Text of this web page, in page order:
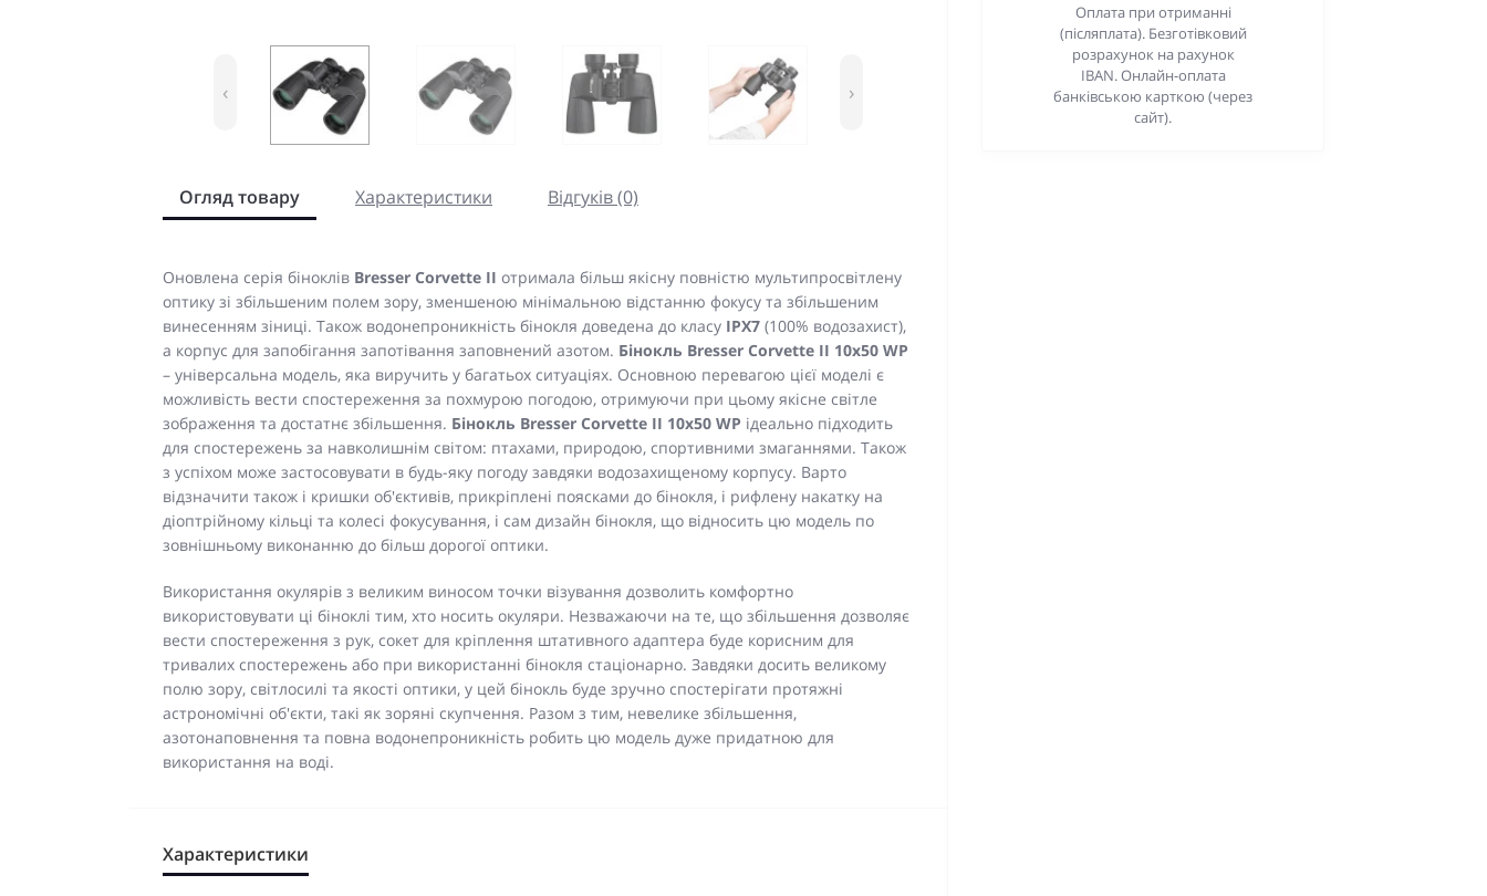
‹ ›
Огляд товару Характеристики Відгуків (0)
Оновлена серія біноклів Bresser Corvette II отримала більш якісну повністю мультипросвітлену
оптику зі збільшеним полем зору, зменшеною мінімальною відстанню фокусу та збільшеним
винесенням зіниці. Також водонепроникність бінокля доведена до класу IPX7 (100% водозахист),
а корпус для запобігання запотівання заповнений азотом. Бінокль Bresser Corvette II 10х50 WP
– універсальна модель, яка виручить у багатьох ситуаціях. Основною перевагою цієї моделі є
можливість вести спостереження за похмурою погодою, отримуючи при цьому якісне світле
зображення та достатнє збільшення. Бінокль Bresser Corvette II 10x50 WP ідеально підходить
для спостережень за навколишнім світом: птахами, природою, спортивними змаганнями. Також
з успіхом може застосовувати в будь-яку погоду завдяки водозахищеному корпусу. Варто
відзначити також і кришки об'єктивів, прикріплені поясками до бінокля, і рифлену накатку на
діоптрійному кільці та колесі фокусування, і сам дизайн бінокля, що відносить цю модель по
зовнішньому виконанню до більш дорогої оптики.
Використання окулярів з великим виносом точки візування дозволить комфортно
використовувати ці біноклі тим, хто носить окуляри. Незважаючи на те, що збільшення дозволяє
вести спостереження з рук, сокет для кріплення штативного адаптера буде корисним для
тривалих спостережень або при використанні бінокля стаціонарно. Завдяки досить великому
полю зору, світлосилі та якості оптики, у цей бінокль буде зручно спостерігати протяжні
астрономічні об'єкти, такі як зоряні скупчення. Разом з тим, невелике збільшення,
азотонаповнення та повна водонепроникність робить цю модель дуже придатною для
використання на воді.
Характеристики
Оплата при отриманні
(післяплата). Безготівковий
розрахунок на рахунок
IBAN. Онлайн-оплата
банківською карткою (через
сайт).